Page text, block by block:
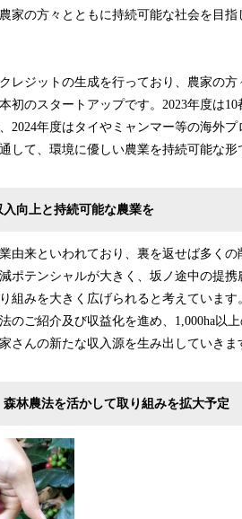
家の方々とともに持続可能な社会を目
レジットの生成を行っており、農家の
初のスタートアップです。2023年度は
2024年度はタイやミャンマー等の海外プ
して、環境に優しい農業を持続可能な形
向上と持続可能な農業を
由来といわれており、裏を返せば多くの
ポテンシャルが大きく、坂ノ途中の提
組みを大きく広げられると考えていま
のご紹介及び収益化を進め、1,000ha以
さんの新たな収入源を生み出していきま
森林農法を活かして取り組みを拡大予定